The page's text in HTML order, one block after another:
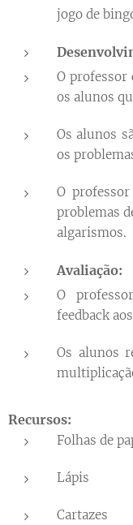
jogo de
O professor
os alunos
Os alunos
os
O
problemas
algarismos.
Avaliação:
O
feedback
Os alunos
Recursos:
Folhas de
Lápis
Cartazes